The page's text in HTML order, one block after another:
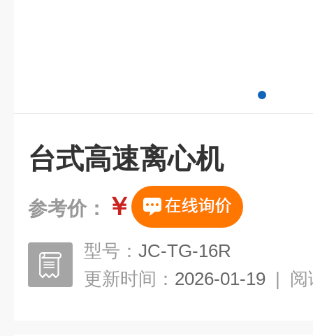
台式高速离心机
参考价： ￥
型号： JC-TG-16R
更新时间： 2026-01-19 | 阅